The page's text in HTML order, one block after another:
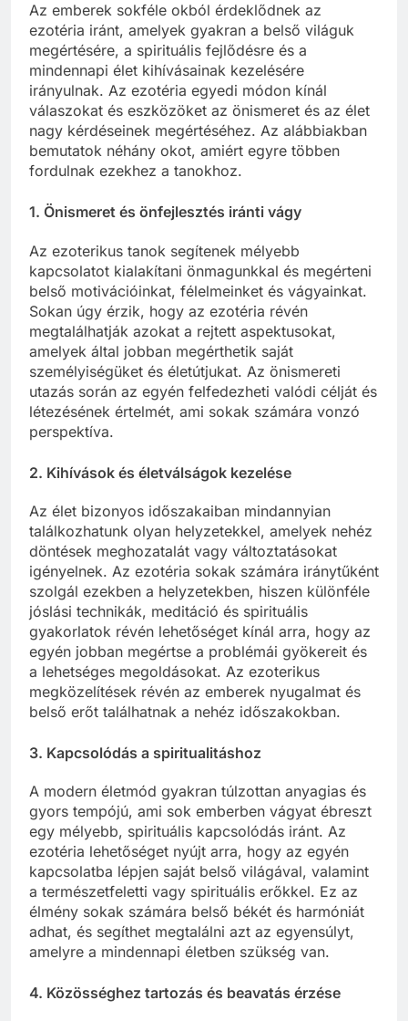
Az emberek sokféle okból érdeklődnek az
ezotéria iránt, amelyek gyakran a belső világuk
megértésére, a spirituális fejlődésre és a
mindennapi élet kihívásainak kezelésére
irányulnak. Az ezotéria egyedi módon kínál
válaszokat és eszközöket az önismeret és az élet
nagy kérdéseinek megértéséhez. Az alábbiakban
bemutatok néhány okot, amiért egyre többen
fordulnak ezekhez a tanokhoz.
1. Önismeret és önfejlesztés iránti vágy
Az ezoterikus tanok segítenek mélyebb
kapcsolatot kialakítani önmagunkkal és megérteni
belső motivációinkat, félelmeinket és vágyainkat.
Sokan úgy érzik, hogy az ezotéria révén
megtalálhatják azokat a rejtett aspektusokat,
amelyek által jobban megérthetik saját
személyiségüket és életútjukat. Az önismereti
utazás során az egyén felfedezheti valódi célját és
létezésének értelmét, ami sokak számára vonzó
perspektíva.
2. Kihívások és életválságok kezelése
Az élet bizonyos időszakaiban mindannyian
találkozhatunk olyan helyzetekkel, amelyek nehéz
döntések meghozatalát vagy változtatásokat
igényelnek. Az ezotéria sokak számára iránytűként
szolgál ezekben a helyzetekben, hiszen különféle
jóslási technikák, meditáció és spirituális
gyakorlatok révén lehetőséget kínál arra, hogy az
egyén jobban megértse a problémái gyökereit és
a lehetséges megoldásokat. Az ezoterikus
megközelítések révén az emberek nyugalmat és
belső erőt találhatnak a nehéz időszakokban.
3. Kapcsolódás a spiritualitáshoz
A modern életmód gyakran túlzottan anyagias és
gyors tempójú, ami sok emberben vágyat ébreszt
egy mélyebb, spirituális kapcsolódás iránt. Az
ezotéria lehetőséget nyújt arra, hogy az egyén
kapcsolatba lépjen saját belső világával, valamint
a természetfeletti vagy spirituális erőkkel. Ez az
élmény sokak számára belső békét és harmóniát
adhat, és segíthet megtalálni azt az egyensúlyt,
amelyre a mindennapi életben szükség van.
4. Közösséghez tartozás és beavatás érzése